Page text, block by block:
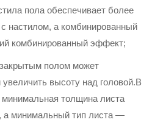
пола обеспечивает более
настилом, а комбинированный
комбинированный эффект;
полом может
высоту над головой.В
толщина листа
а минимальный тип листа —